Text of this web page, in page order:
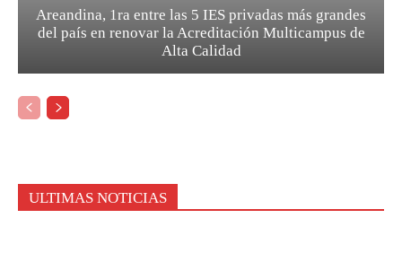
Areandina, 1ra entre las 5 IES privadas más grandes
del país en renovar la Acreditación Multicampus de
Alta Calidad
ULTIMAS NOTICIAS